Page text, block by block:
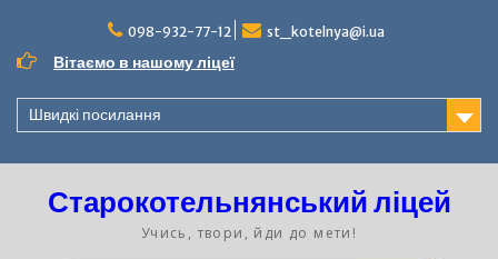
вмісту
098-932-77-12 st_kotelnya@i.ua
Вітаємо в нашому ліцеї
Швидкі посилання
Старокотельнянський ліцей
Учись, твори, йди до мети!